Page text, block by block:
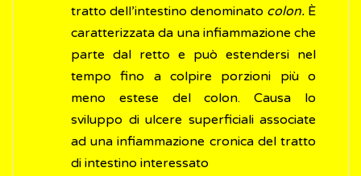
tratto dell’intestino denominato colon. È
caratterizzata da una infiammazione che
parte dal retto e può estendersi nel
tempo fino a colpire porzioni più o
meno estese del colon. Causa lo
sviluppo di ulcere superficiali associate
ad una infiammazione cronica del tratto
di intestino interessato